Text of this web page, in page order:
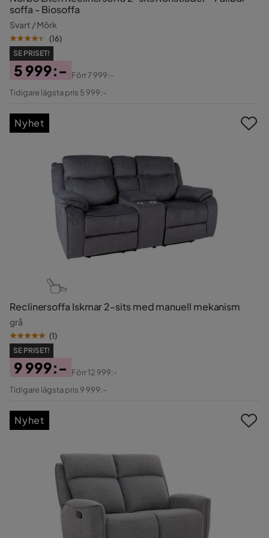
soffa - Biosoffa
Svart / Mörk
(16)
SE PRISET!
Pris
5 999:-
Original
Förr7 999:-
Tidigare lägsta pris 5 999:-
Reclinersoffa Iskmar 2-sits med manuell mekanism
grå
(1)
SE PRISET!
Pris
9 999:-
Original
Förr12 999:-
Tidigare lägsta pris 9 999:-
Nyhet
Nyhet